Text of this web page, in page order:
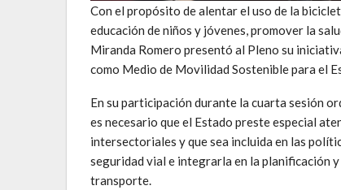
Con el propósito de alentar el uso de la
educación de niños y jóvenes, promover la
Miranda Romero presentó al Pleno su
como Medio de Movilidad Sostenible para el
En su participación durante la cuarta sesión
es necesario que el Estado preste especial
intersectoriales y que sea incluida en las
seguridad vial e integrarla en la planificación
transporte.